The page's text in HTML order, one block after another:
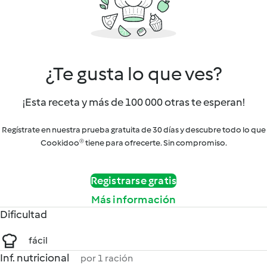
¿Te gusta lo que ves?
¡Esta receta y más de 100 000 otras te esperan!
Regístrate en nuestra prueba gratuita de 30 días y descubre todo lo que
Cookidoo® tiene para ofrecerte. Sin compromiso.
Registrarse gratis
Más información
Dificultad
fácil
Inf. nutricional por 1 ración